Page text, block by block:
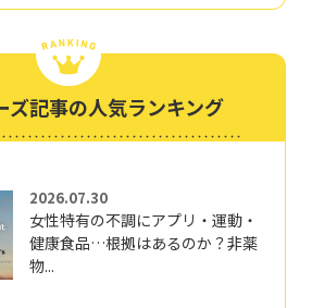
ズ記事の人気ランキング
2026.07.30
女性特有の不調にアプリ・運動・
健康食品…根拠はあるのか？非薬
物...